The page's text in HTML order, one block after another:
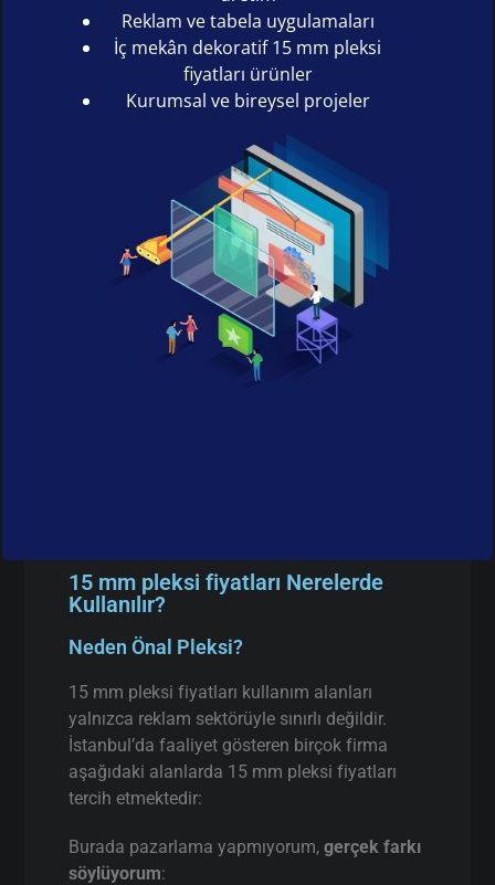
Reklam ve tabela uygulamaları
İç mekân dekoratif 15 mm pleksi
fiyatları ürünler
Kurumsal ve bireysel projeler
15 mm pleksi fiyatları Nerelerde
Kullanılır?
Neden Önal Pleksi?
15 mm pleksi fiyatları kullanım alanları
yalnızca reklam sektörüyle sınırlı değildir.
İstanbul’da faaliyet gösteren birçok firma
aşağıdaki alanlarda 15 mm pleksi fiyatları
tercih etmektedir:
Burada pazarlama yapmıyorum,gerçek farkı
söylüyorum: